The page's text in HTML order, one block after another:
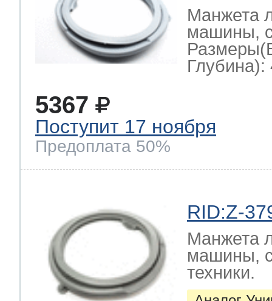
Манжета
машины,
Глубина):
5367
Поступит 17 ноября
Предоплата 50%
RID:Z-
Манжета
машины,
техники.